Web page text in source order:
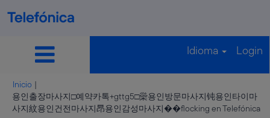
Idioma Login
Inicio |
용인출장마사지□예약카톡+gttg5□橤용인방문마사지钝용인타이마
사지紋용인건전마사지䀚용인감성마사지��flocking en Telefónica